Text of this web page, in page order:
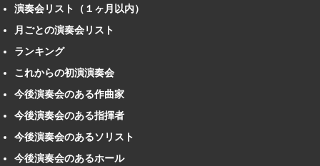
演奏会リスト（１ヶ月以内）
月ごとの演奏会リスト
ランキング
これからの初演演奏会
今後演奏会のある作曲家
今後演奏会のある指揮者
今後演奏会のあるソリスト
今後演奏会のあるホール